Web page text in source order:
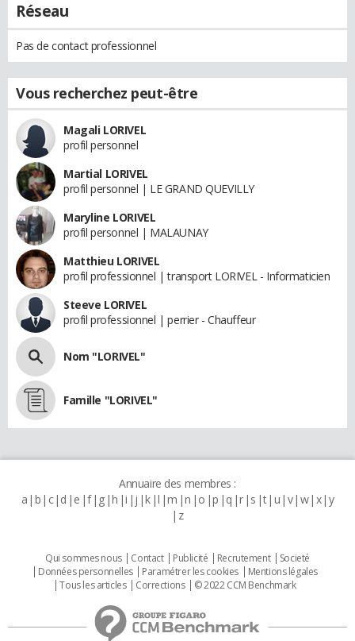
Réseau
Pas de contact professionnel
Vous recherchez peut-être
Magali LORIVEL
profil personnel
Martial LORIVEL
profil personnel | LE GRAND QUEVILLY
Maryline LORIVEL
profil personnel | MALAUNAY
Matthieu LORIVEL
profil professionnel | transport LORIVEL - Informaticien
Steeve LORIVEL
profil professionnel | perrier - Chauffeur
Nom "LORIVEL"
Famille "LORIVEL"
Annuaire des membres :
a b c d e f g h i j k l m n o p q r s t u v w x y
z
Qui sommes nous Contact Publicité Recrutement
Societé
Données personnelles
Paramétrer les cookies
Mentions légales
Tous les articles
Corrections © 2022 CCM Benchmark